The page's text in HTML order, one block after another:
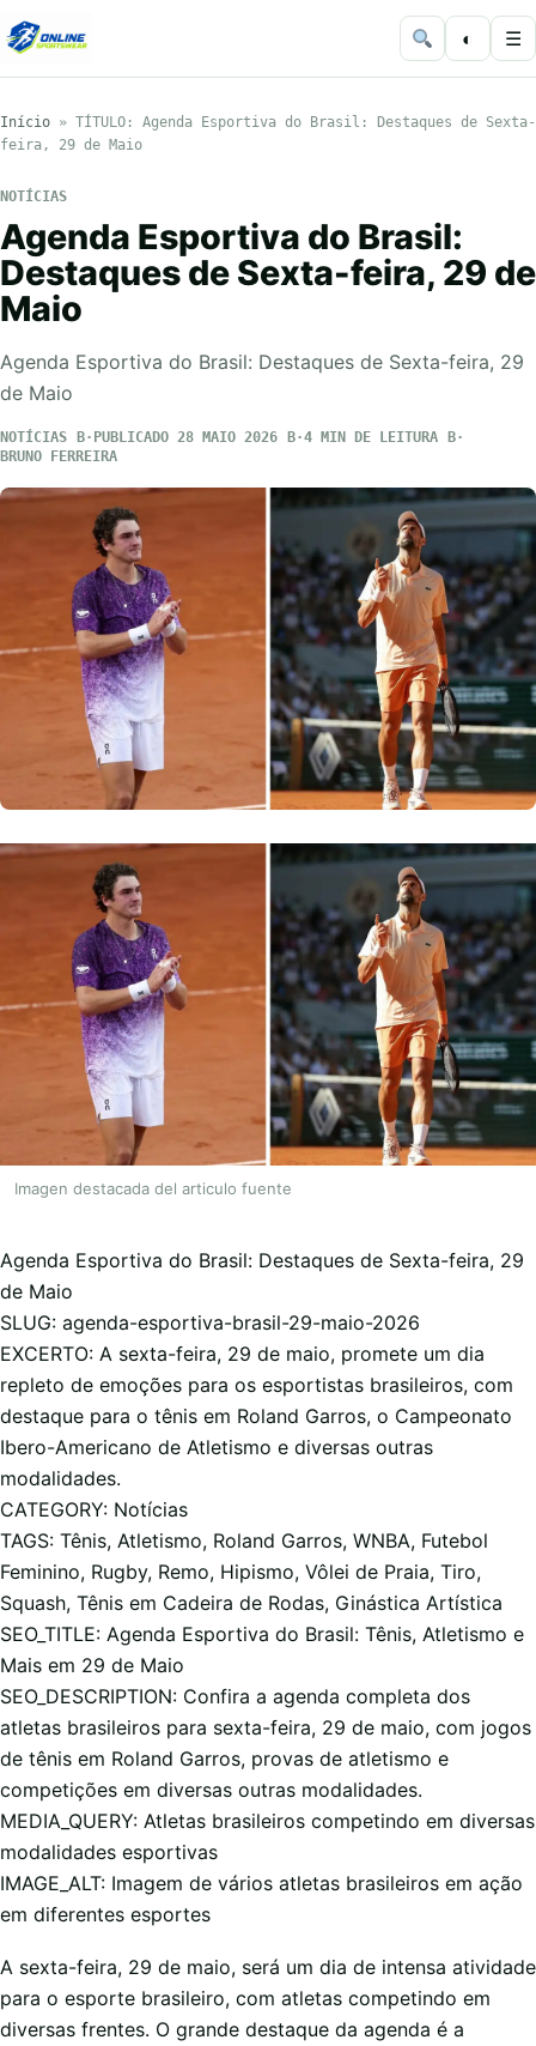
◐ ☰
Início » TÍTULO: Agenda Esportiva do Brasil: Destaques de Sexta-
feira, 29 de Maio
NOTÍCIAS
Agenda Esportiva do Brasil:
Destaques de Sexta-feira, 29 de
Maio
Agenda Esportiva do Brasil: Destaques de Sexta-feira, 29
de Maio
NOTÍCIAS PUBLICADO 28 MAIO 2026
4 MIN DE LEITURA
BRUNO FERREIRA
Imagen destacada del articulo fuente
Agenda Esportiva do Brasil: Destaques de Sexta-feira, 29
de Maio
SLUG: agenda-esportiva-brasil-29-maio-2026
EXCERTO: A sexta-feira, 29 de maio, promete um dia
repleto de emoções para os esportistas brasileiros, com
destaque para o tênis em Roland Garros, o Campeonato
Ibero-Americano de Atletismo e diversas outras
modalidades.
CATEGORY: Notícias
TAGS: Tênis, Atletismo, Roland Garros, WNBA, Futebol
Feminino, Rugby, Remo, Hipismo, Vôlei de Praia, Tiro,
Squash, Tênis em Cadeira de Rodas, Ginástica Artística
SEO_TITLE: Agenda Esportiva do Brasil: Tênis, Atletismo e
Mais em 29 de Maio
SEO_DESCRIPTION: Confira a agenda completa dos
atletas brasileiros para sexta-feira, 29 de maio, com jogos
de tênis em Roland Garros, provas de atletismo e
competições em diversas outras modalidades.
MEDIA_QUERY: Atletas brasileiros competindo em diversas
modalidades esportivas
IMAGE_ALT: Imagem de vários atletas brasileiros em ação
em diferentes esportes
A sexta-feira, 29 de maio, será um dia de intensa atividade
para o esporte brasileiro, com atletas competindo em
diversas frentes. O grande destaque da agenda é a